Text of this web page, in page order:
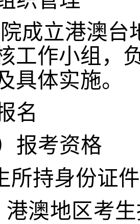
立港澳台
工作小组，
具体实施。
名
报考资格
所持身份证
港澳地区考